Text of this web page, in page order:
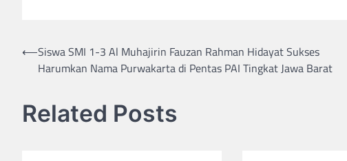
Navigasi
pos
⟵Siswa SMI 1-3 Al Muhajirin Fauzan Rahman Hidayat Sukses
Harumkan Nama Purwakarta di Pentas PAI Tingkat Jawa Barat
Related Posts